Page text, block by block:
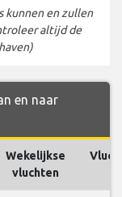
kunnen en zullen
altijd de
en naar
Wekelijkse
vluchten